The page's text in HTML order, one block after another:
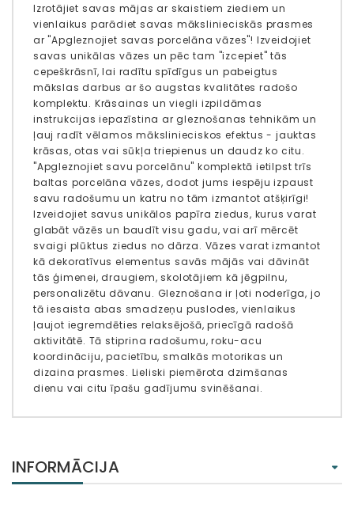
Izrotājiet savas mājas ar skaistiem ziediem un
vienlaikus parādiet savas mākslinieciskās prasmes
ar "Apgleznojiet savas porcelāna vāzes"! Izveidojiet
savas unikālas vāzes un pēc tam "izcepiet" tās
cepeškrāsnī, lai radītu spīdīgus un pabeigtus
mākslas darbus ar šo augstas kvalitātes radošo
komplektu. Krāsainas un viegli izpildāmas
instrukcijas iepazīstina ar gleznošanas tehnikām un
ļauj radīt vēlamos mākslinieciskos efektus - jauktas
krāsas, otas vai sūkļa triepienus un daudz ko citu.
"Apgleznojiet savu porcelānu" komplektā ietilpst trīs
baltas porcelāna vāzes, dodot jums iespēju izpaust
savu radošumu un katru no tām izmantot atšķirīgi!
Izveidojiet savus unikālos papīra ziedus, kurus varat
glabāt vāzēs un baudīt visu gadu, vai arī mērcēt
svaigi plūktus ziedus no dārza. Vāzes varat izmantot
kā dekoratīvus elementus savās mājās vai dāvināt
tās ģimenei, draugiem, skolotājiem kā jēgpilnu,
personalizētu dāvanu. Gleznošana ir ļoti noderīga, jo
tā iesaista abas smadzeņu puslodes, vienlaikus
ļaujot iegremdēties relaksējošā, priecīgā radošā
aktivitātē. Tā stiprina radošumu, roku-acu
koordināciju, pacietību, smalkās motorikas un
dizaina prasmes. Lieliski piemērota dzimšanas
dienu vai citu īpašu gadījumu svinēšanai.
INFORMĀCIJA